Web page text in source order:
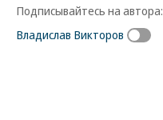
Подписывайтесь на автора:
Владислав Викторов